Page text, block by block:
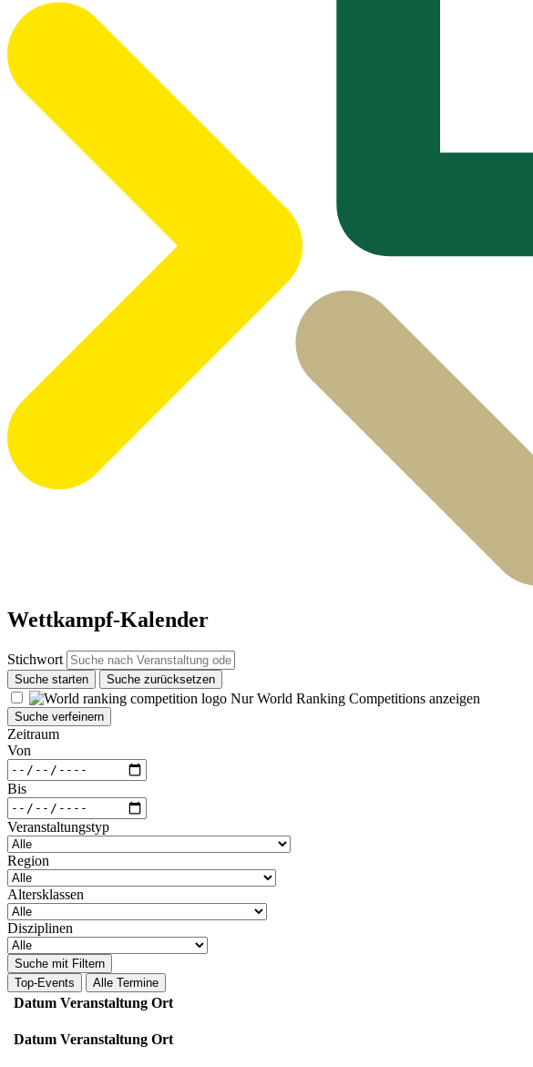
Wettkampf-Kalender
Stichwort
Suche starten Suche zurücksetzen
Nur World Ranking Competitions anzeigen
Suche verfeinern
Zeitraum
Von
Bis
Veranstaltungstyp
Region
Altersklassen
Disziplinen
Suche mit Filtern
Top-Events
Alle Termine
Datum Veranstaltung Ort
Datum Veranstaltung Ort